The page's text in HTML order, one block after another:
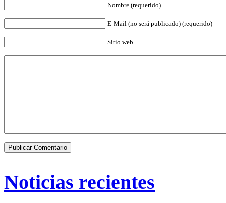
Nombre (requerido)
E-Mail (no será publicado) (requerido)
Sitio web
Noticias recientes